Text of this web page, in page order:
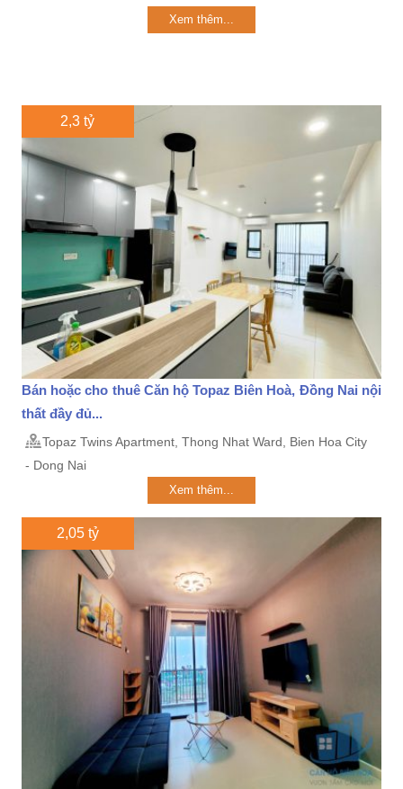
Xem thêm...
2,3 tỷ
Bán hoặc cho thuê Căn hộ Topaz Biên Hoà, Đồng Nai nội
thất đầy đủ...
Topaz Twins Apartment, Thong Nhat Ward, Bien Hoa City
- Dong Nai
Xem thêm...
2,05 tỷ